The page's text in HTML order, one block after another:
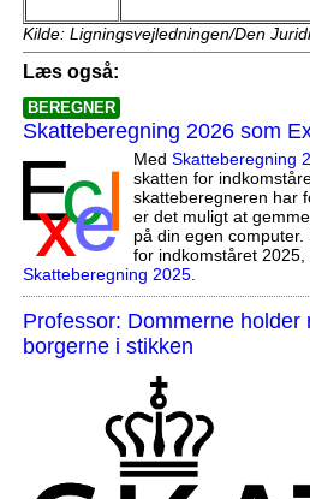
Kilde: Ligningsvejledningen/Den
Læs også:
BEREGNER
Skatteberegning 2026 som
Med Skatteberegning
skatten for
skatteberegneren har
er det muligt at
på din egen
for indkomståret
Skatteberegning 2025.
Professor: Dommerne holder
borgerne i stikken